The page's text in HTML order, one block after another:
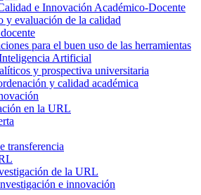
e Innovación Académico-Docente
y evaluación de la calidad
para el buen uso de las herramientas
Artificial
y prospectiva universitaria
y calidad académica
en la URL
transferencia
de la URL
e innovación